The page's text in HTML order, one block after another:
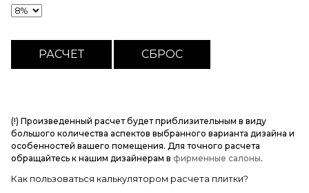
(!) Произведенный расчет будет приблизительным в виду
большого количества аспектов выбранного варианта дизайна и
особенностей вашего помещения. Для точного расчета
обращайтесь к нашим дизайнерам в фирменные салоны.
Как пользоваться калькулятором расчета плитки?